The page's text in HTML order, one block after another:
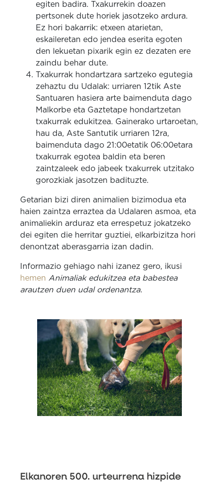
egiten badira. Txakurrekin doazen
pertsonek dute horiek jasotzeko ardura.
Ez hori bakarrik: etxeen atarietan,
eskaileretan edo jendea eserita egoten
den lekuetan pixarik egin ez dezaten ere
zaindu behar dute.
Txakurrak hondartzara sartzeko egutegia
zehaztu du Udalak: urriaren 12tik Aste
Santuaren hasiera arte baimenduta dago
Malkorbe eta Gaztetape hondartzetan
txakurrak edukitzea. Gainerako urtaroetan,
hau da, Aste Santutik urriaren 12ra,
baimenduta dago 21:00etatik 06:00etara
txakurrak egotea baldin eta beren
zaintzaleek edo jabeek txakurrek utzitako
gorozkiak jasotzen badituzte.
Getarian bizi diren animalien bizimodua eta
haien zaintza erraztea da Udalaren asmoa, eta
animaliekin arduraz eta errespetuz jokatzeko
dei egiten die herritar guztiei, elkarbizitza hori
denontzat aberasgarria izan dadin.
Informazio gehiago nahi izanez gero, ikusi
hemen Animaliak edukitzea eta babestea
arautzen duen udal ordenantza.
Elkanoren 500. urteurrena hizpide